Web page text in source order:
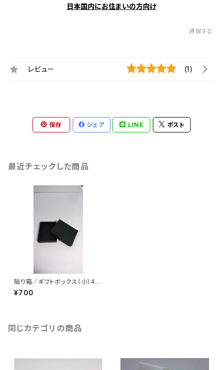
日本国内にお住まいの方向け
通報する
レビュー (1)
保存 シェア LINE ポスト
最近チェックした商品
貼り箱／ギフトボックス（小）4個
入
¥700
同じカテゴリの商品